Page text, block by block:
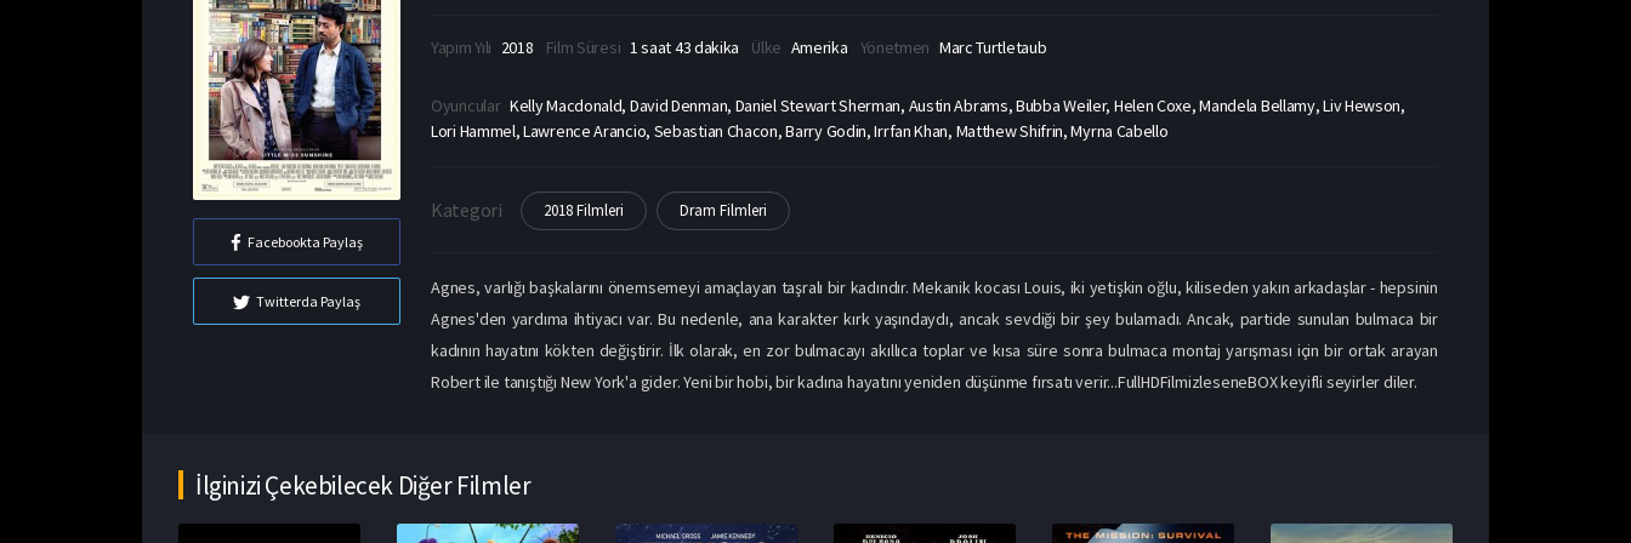
Facebookta Paylaş
Twitterda Paylaş
Yapım Yılı 2018 Film Süresi 1 saat 43 dakika Ülke Amerika Yönetmen Marc Turtletaub
Oyuncular Kelly Macdonald, David Denman, Daniel Stewart Sherman, Austin Abrams, Bubba Weiler, Helen Coxe, Mandela Bellamy, Liv Hewson,
Lori Hammel, Lawrence Arancio, Sebastian Chacon, Barry Godin, Irrfan Khan, Matthew Shifrin, Myrna Cabello
Kategori 2018 Filmleri Dram Filmleri
Agnes, varlığı başkalarını önemsemeyi amaçlayan taşralı bir kadındır. Mekanik kocası Louis, iki yetişkin oğlu, kiliseden yakın arkadaşlar - hepsinin
Agnes'den yardıma ihtiyacı var. Bu nedenle, ana karakter kırk yaşındaydı, ancak sevdiği bir şey bulamadı. Ancak, partide sunulan bulmaca bir
kadının hayatını kökten değiştirir. İlk olarak, en zor bulmacayı akıllıca toplar ve kısa süre sonra bulmaca montaj yarışması için bir ortak arayan
Robert ile tanıştığı New York'a gider. Yeni bir hobi, bir kadına hayatını yeniden düşünme fırsatı verir...FullHDFilmizleseneBOX keyifli seyirler diler.
İlginizi Çekebilecek Diğer Filmler